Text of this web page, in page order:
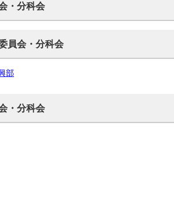
・分科会
員会・分科会
部
・分科会